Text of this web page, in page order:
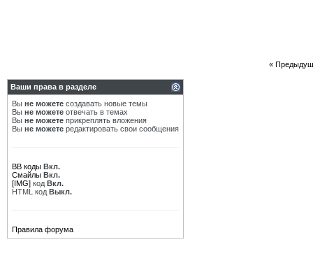
«
Ваши права в разделе
Вы не можете создавать новые темы
Вы не можете отвечать в темах
Вы не можете прикреплять вложения
Вы не можете редактировать свои сообщения
BB коды Вкл.
Смайлы Вкл.
[IMG] код Вкл.
HTML код Выкл.
Правила форума